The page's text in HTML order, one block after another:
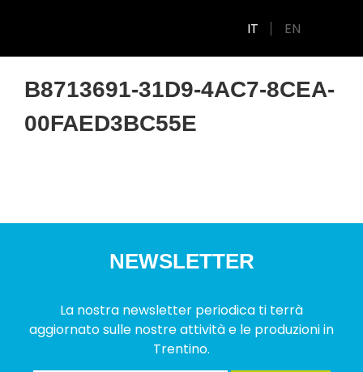
IT EN
B8713691-31D9-4AC7-8CEA-
00FAED3BC55E
NEWSLETTER
La nostra newsletter periodica ti terrà
aggiornato sulle nostre attività e le produzioni in
Trentino.